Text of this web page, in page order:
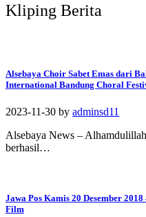
#sekolahsurabaya
Kliping Berita
Alsebaya Choir Sabet Emas dari
International Bandung Choral
2023-11-30 by adminsd11
Alsebaya News –
berhasil…
Jawa Pos Kamis 20 Desember
Film